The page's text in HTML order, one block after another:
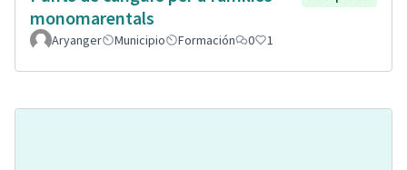
monomarentals
Aryanger Municipio Formación 0 1